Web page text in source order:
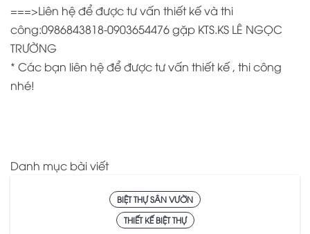
===>Liên hệ để được tư vấn thiết kế và thi
công:0986843818-0903654476 gặp KTS.KS LÊ NGỌC
TRƯỜNG
* Các bạn liên hệ để được tư vấn thiết kế , thi công
nhé!
Danh mục bài viết
BIỆT THỰ SÂN VƯỜN
THIẾT KẾ BIỆT THỰ